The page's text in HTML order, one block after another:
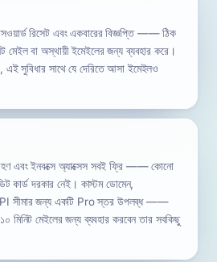
রিসেট এবং একবারের বিজ্ঞপ্তি —— ঠিক
মেইল বা অস্থায়ী ইমেইলের জন্য ব্যবহার করে।
সুবিধার সাথে যে দেরিতে আসা ইমেইলও
এবং ইনবক্সে অ্যাক্সেস সবই ফ্রি —— কোনো
কার্ড দরকার নেই। কাস্টম ডোমেন,
সীমার জন্য একটি Pro স্তর উপলব্ধ ——
মিনিট মেইলের জন্য ব্যবহার করবেন তার সবকিছু